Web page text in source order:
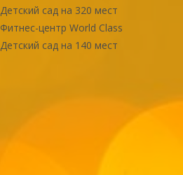
Детский сад на 320 мест
Фитнес-центр World Class
Детский сад на 140 мест